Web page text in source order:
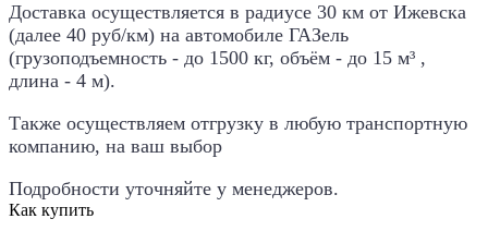
Доставка осуществляется в радиусе 30 км от Ижевска
(далее 40 руб/км) на автомобиле ГАЗель
(грузоподъемность - до 1500 кг, объём - до 15 м³ ,
длина - 4 м).
Также осуществляем отгрузку в любую транспортную
компанию, на ваш выбор
Подробности уточняйте у менеджеров.
Как купить